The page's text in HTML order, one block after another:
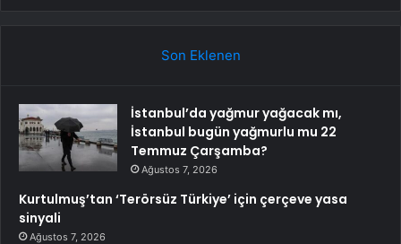
Son Eklenen
İstanbul’da yağmur yağacak mı,
İstanbul bugün yağmurlu mu 22
Temmuz Çarşamba?
Ağustos 7, 2026
Kurtulmuş’tan ‘Terörsüz Türkiye’ için çerçeve yasa
sinyali
Ağustos 7, 2026